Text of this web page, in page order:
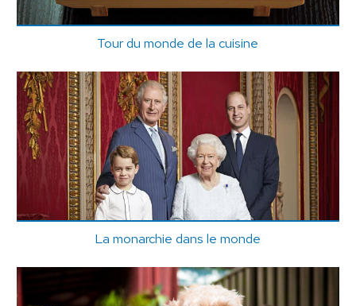
Tour du monde de la cuisine
La monarchie dans le monde